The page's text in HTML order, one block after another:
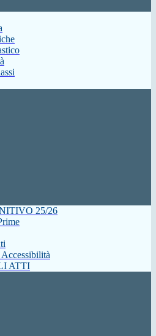
25/26
ATTI